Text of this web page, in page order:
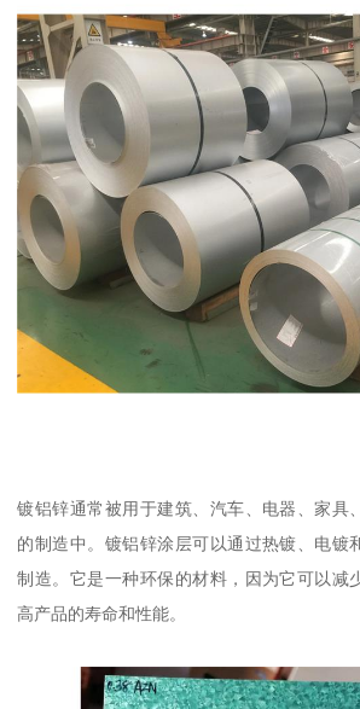
镀铝锌通常被用于建筑、汽车、电器、家具
的制造中。镀铝锌涂层可以通过热镀、电镀
制造。它是一种环保的材料，因为它可以减
高产品的寿命和性能。